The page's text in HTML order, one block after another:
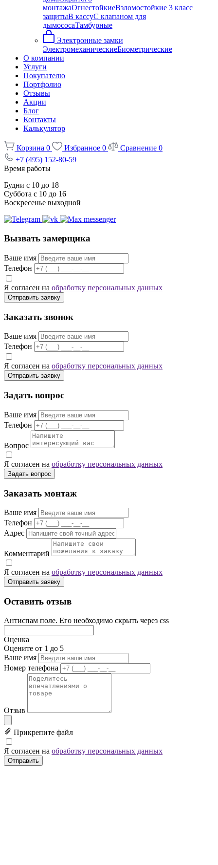
монтажаОгнестойкиеВзломостойкие 3 класс
защитыВ кассуС клапаном для
дымососаТамбурные
Электронные замки
ЭлектромеханическиеБиометрические
О компании
Услуги
Покупателю
Портфолио
Отзывы
Акции
Блог
Контакты
Калькулятор
Корзина 0 Избранное 0 Сравнение 0
+7 (495) 152-80-59
Время работы
Будни с 10 до 18
Суббота с 10 до 16
Воскресенье выходной
Вызвать замерщика
Ваше имя
Телефон
Я согласен на обработку персональных данных
Отправить заявку
Заказать звонок
Ваше имя
Телефон
Я согласен на обработку персональных данных
Отправить заявку
Задать вопрос
Ваше имя
Телефон
Вопрос
Я согласен на обработку персональных данных
Задать вопрос
Заказать монтаж
Ваше имя
Телефон
Адрес
Комментарий
Я согласен на обработку персональных данных
Отправить заявку
Оставить отзыв
Антиспам поле. Его необходимо скрыть через css
Оценка
Оцените от 1 до 5
Ваше имя
Номер телефона
Отзыв
Прикрепите файл
Я согласен на обработку персональных данных